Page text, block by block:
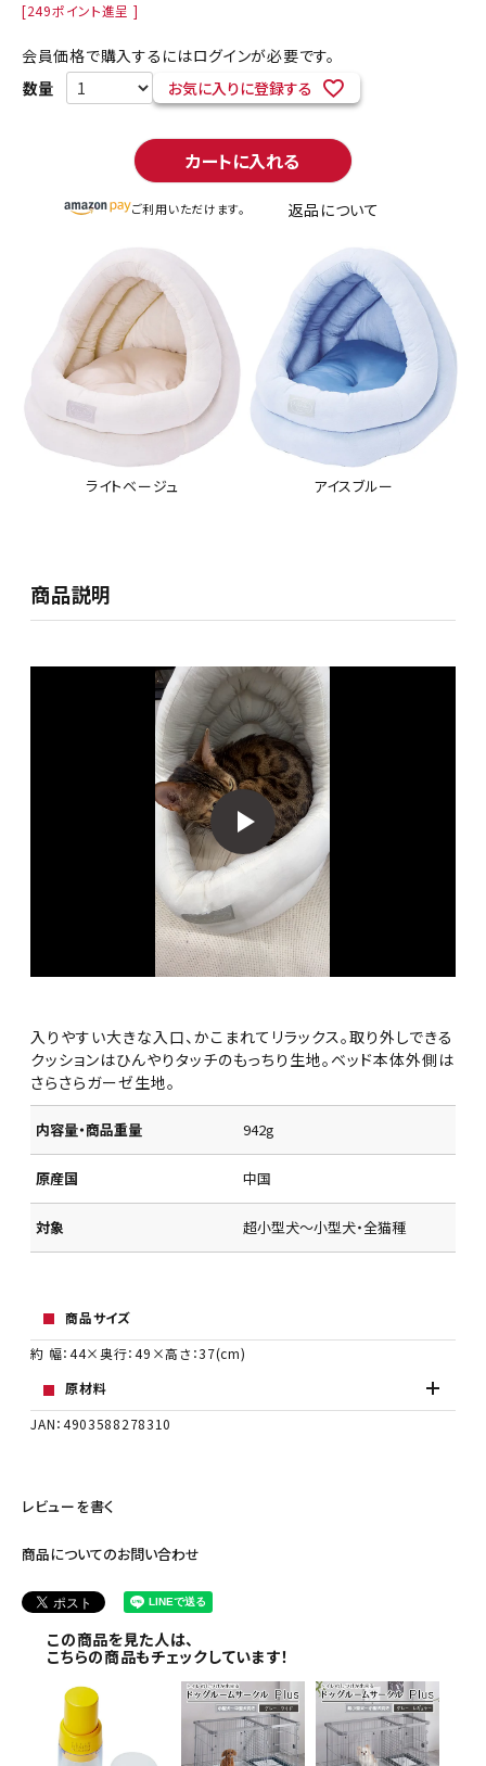
[249ポイント進呈 ]
会員価格で購入するにはログインが必要です。
お気に入りに登録する
カートに入れる
ご利用いただけます。 返品について
ライトベージュ アイスブルー
商品説明
入りやすい大きな入口、かこまれてリラックス。取り外しできる
クッションはひんやりタッチのもっちり生地。ベッド本体外側は
さらさらガーゼ生地。
内容量・商品重量 942g
原産国 中国
対象 超小型犬～小型犬・全猫種
商品サイズ
約 幅：44×奥行：49×高さ：37(cm)
原材料
JAN：4903588278310
レビューを書く
商品についてのお問い合わせ
この商品を見た人は、
こちらの商品もチェックしています！